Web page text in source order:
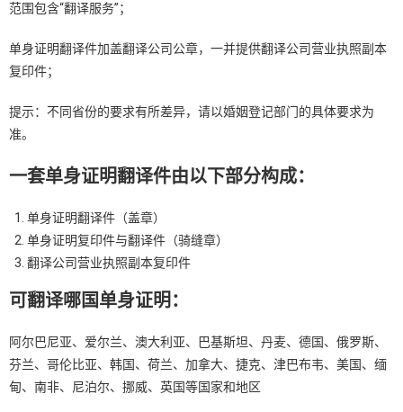
范围包含“翻译服务”；
单身证明翻译件加盖翻译公司公章，一并提供翻译公司营业执照副本
复印件；
提示：不同省份的要求有所差异，请以婚姻登记部门的具体要求为
准。
一套单身证明翻译件由以下部分构成：
单身证明翻译件（盖章）
单身证明复印件与翻译件（骑缝章）
翻译公司营业执照副本复印件
可翻译哪国单身证明：
阿尔巴尼亚、爱尔兰、澳大利亚、巴基斯坦、丹麦、德国、俄罗斯、
芬兰、哥伦比亚、韩国、荷兰、加拿大、捷克、津巴布韦、美国、缅
甸、南非、尼泊尔、挪威、英国等国家和地区